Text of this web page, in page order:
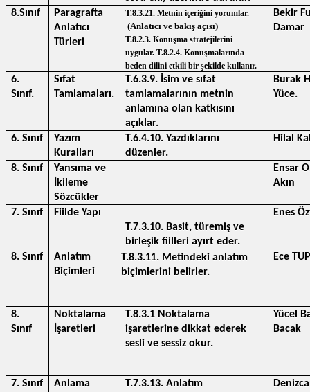
8.Sınıf
Paragrafta
Anlatıcı
Türleri
(Anlatıcı ve bakış açısı)
T.8.2.3. Konuşma stratejilerini
uygular. T.8.2.4. Konuşmalarında
beden dilini etkili bir şekilde kullanır.
Bekir
Damar
6.
Sınıf.
Sıfat
Tamlamaları.
T.6.3.9. İsim ve sıfat
tamlamalarının metnin
anlamına olan katkısını
açıklar.
Burak
Yüce.
6. Sınıf
Yazım
Kuralları
T.6.4.10. Yazdıklarını
düzenler.
Hilal
8. Sınıf
Yansıma ve
İkileme
Sözcükler
Ensar
Akın
7. Sınıf
Fiilde Yapı
T.7.3.10. Basit, türemiş ve
birleşik fiilleri ayırt eder.
Enes
8. Sınıf
Anlatım
Biçimleri
T.8.3.11. Metindeki anlatım
biçimlerini belirler.
Ece
8.
Sınıf
Noktalama
İşaretleri
T.8.3.1 Noktalama
işaretlerine dikkat ederek
sesli ve sessiz okur.
Yücel
Bacak
7. Sınıf
Anlama
T.7.3.13. Anlatım